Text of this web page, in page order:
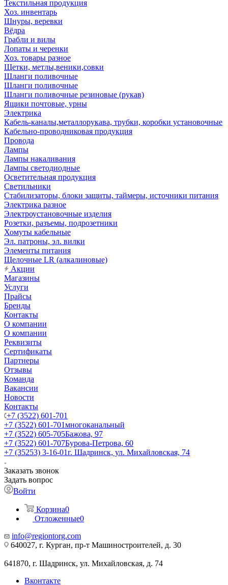
Текстильная продукция
Хоз. инвентарь
Шнуры, веревки
Вёдра
Грабли и вилы
Лопаты и черенки
Хоз. товары разное
Щетки, метлы,веники,совки
Шланги поливочные
Шланги поливочные
Шланги поливочные резиновые (рукав)
Ящики почтовые, урны
Электрика
Кабель-каналы,металлорукава, трубки, коробки установочные
Кабельно-проводниковая продукция
Провода
Лампы
Лампы накаливания
Лампы светодиодные
Осветительная продукция
Светильники
Стабилизаторы, блоки защиты, таймеры, источники питания
Электрика разное
Электроустановочные изделия
Розетки, разъемы, подрозетники
Хомуты кабельные
Эл. патроны, эл. вилки
Элементы питания
Щелочные LR (алкалиновые)
Акции
Магазины
Услуги
Прайсы
Бренды
Контакты
О компании
О компании
Реквизиты
Сертификаты
Партнеры
Отзывы
Команда
Вакансии
Новости
Контакты
+7 (3522) 601-701
+7 (3522) 601-701многоканальный
+7 (3522) 605-705Бажова, 97
+7 (3522) 601-707Бурова-Петрова, 60
+7 (35253) 3-16-01г. Шадринск, ул. Михайловская, 74
Заказать звонок
Задать вопрос
Войти
Корзина0
Отложенные0
info@regiontorg.com
640027, г. Курган, пр-т Машиностроителей, д. 30
641870, г. Шадринск, ул. Михайловская, д. 74
Вконтакте